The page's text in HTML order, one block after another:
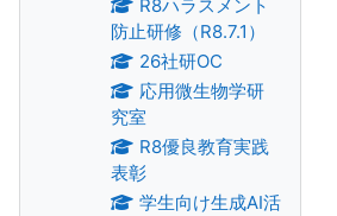
R8ハラスメント
防止研修（R8.7.1）
26社研OC
応用微生物学研
究室
R8優良教育実践
表彰
学生向け生成AI活